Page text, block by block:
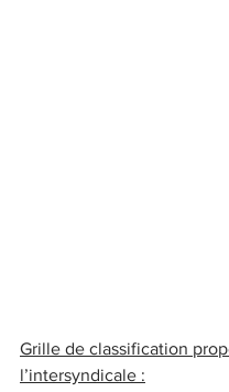
Grille de classification
l’intersyndicale :